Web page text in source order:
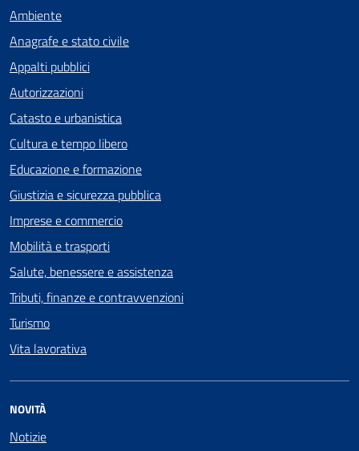
Ambiente
Anagrafe e stato civile
Appalti pubblici
Autorizzazioni
Catasto e urbanistica
Cultura e tempo libero
Educazione e formazione
Giustizia e sicurezza pubblica
Imprese e commercio
Mobilità e trasporti
Salute, benessere e assistenza
Tributi, finanze e contravvenzioni
Turismo
Vita lavorativa
NOVITÀ
Notizie